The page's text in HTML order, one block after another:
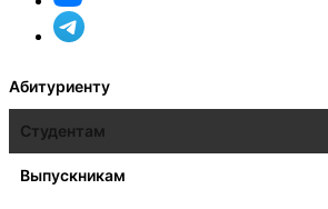
Абитуриенту
Студентам
Выпускникам